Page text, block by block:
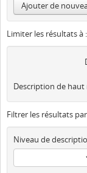
Ajouter de
Limiter les résultats à :
Filtrer les résultats
Niveau de